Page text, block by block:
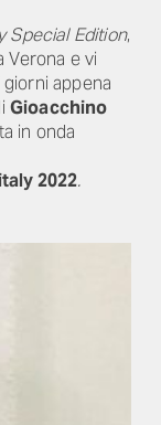
Special Edition,
Verona e vi
appena
Gioacchino
in onda
2022.